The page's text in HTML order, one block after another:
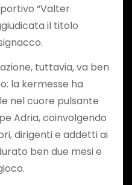
“Valter
il titolo
tuttavia, va ben
la kermesse ha
nel cuore pulsante
Adria, coinvolgendo
dirigenti e addetti ai
ben due mesi e